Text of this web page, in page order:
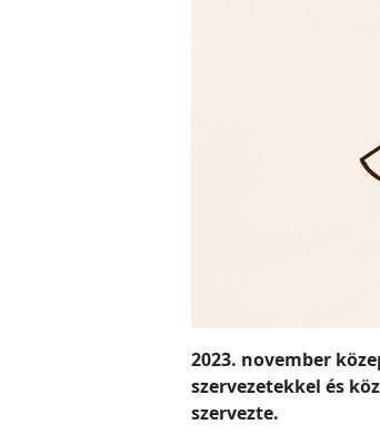
2023. november
szervezetekkel és
szervezte.